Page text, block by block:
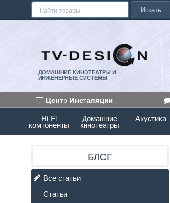
Искать
ДОМАШНИЕ КИНОТЕАТРЫ И
ИНЖЕНЕРНЫЕ СИСТЕМЫ
Центр Инсталяции
Hi-Fi
компоненты
Домашние
кинотеатры
Акустика
БЛОГ
Все статьи
Статьи